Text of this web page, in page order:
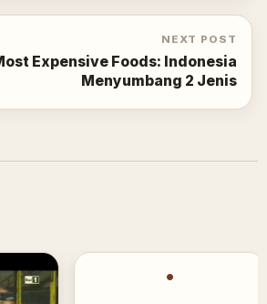
NEXT POST
Expensive Foods: Indonesia
Menyumbang 2 Jenis
•